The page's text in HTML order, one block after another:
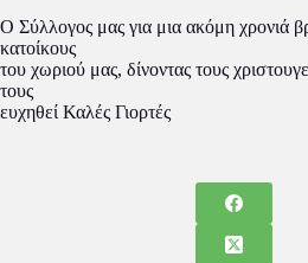
Ο Σύλλογος μας για μια ακόμη χρονιά
κατοίκους
του χωριού μας, δίνοντας τους
τους
ευχηθεί Καλές Γιορτές